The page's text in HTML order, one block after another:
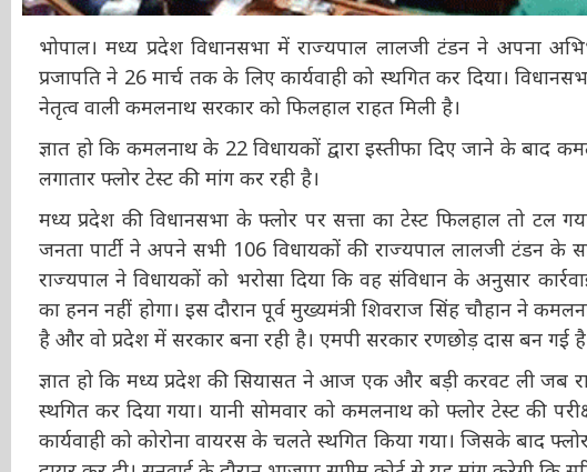
भोपाल। मध्य प्रदेश विधानसभा में राज्यपाल लालजी टंडन ने अपना
प्रजापति ने 26 मार्च तक के लिए कार्यवाही को स्थगित कर दिया।
कांग्रेस नेतृत्व वाली कमलनाथ सरकार को फिलहाल राहत मिली है।
ज्ञात हो कि कमलनाथ के 22 विधायकों द्वारा इस्तीफा दिए जाने के
लगातार फ्लोर टेस्ट की मांग कर रही है।
मध्य प्रदेश की विधानसभा के फ्लोर पर सत्ता का टेस्ट फिलहाल तो टल
जनता पार्टी ने अपने सभी 106 विधायकों की राज्यपाल लालजी टंडन के
राज्यपाल ने विधायकों को भरोसा दिया कि वह संविधान के अनुसार
का हनन नहीं होगा। इस दौरान पूर्व मुख्यमंत्री शिवराज सिंह चौहान ने
पास है और वो प्रदेश में सरकार बना रही है। एमपी सरकार रणछोड़ दास बन
ज्ञात हो कि मध्य प्रदेश की सियासत ने आज एक और बड़ी करवट ली जब
स्थगित कर दिया गया। यानी सोमवार को कमलनाथ को फ्लोर टेस्ट की
कार्यवाही को कोरोना वायरस के चलते स्थगित किया गया। जिसके बाद
याचिका दायर कर दी। सुनवाई के दौरान भाजपा सुप्रीम कोर्ट से यह मांग